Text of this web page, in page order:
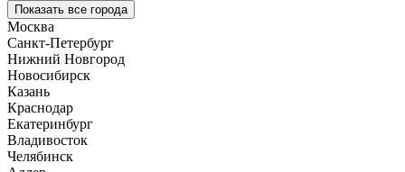
Показать все города
Москва
Санкт-Петербург
Нижний Новгород
Новосибирск
Казань
Краснодар
Екатеринбург
Владивосток
Челябинск